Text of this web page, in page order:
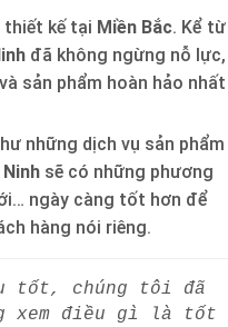
thiết kế tại Miền Bắc. Kể từ
đã không ngừng nỗ lực,
sản phẩm hoàn hảo nhất
những dịch vụ sản phẩm
sẽ có những phương
ngày càng tốt hơn để
hàng nói riêng.
tốt, chúng tôi đã
xem điều gì là tốt